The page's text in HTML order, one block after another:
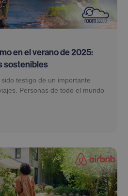
en el verano de 2025:
sostenibles
testigo de un importante
Personas de todo el mundo